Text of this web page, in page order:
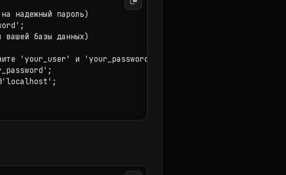
надежный пароль)
базы данных)
'your_user' и 'your_password')